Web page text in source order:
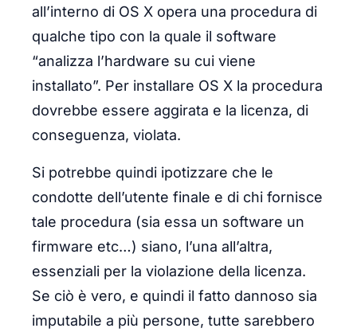
all’interno di OS X opera una procedura di
qualche tipo con la quale il software
“analizza l’hardware su cui viene
installato”. Per installare OS X la procedura
dovrebbe essere aggirata e la licenza, di
conseguenza, violata.
Si potrebbe quindi ipotizzare che le
condotte dell’utente finale e di chi fornisce
tale procedura (sia essa un software un
firmware etc…) siano, l’una all’altra,
essenziali per la violazione della licenza.
Se ciò è vero, e quindi il fatto dannoso sia
imputabile a più persone, tutte sarebbero